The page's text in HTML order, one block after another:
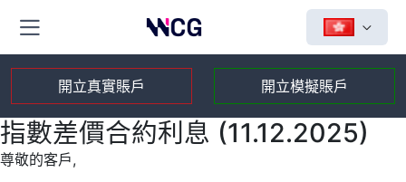
開立真實賬戶 開立模擬賬戶
指數差價合約利息 (11.12.2025)
尊敬的客戶,